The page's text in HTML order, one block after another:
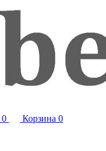
0 Корзина 0